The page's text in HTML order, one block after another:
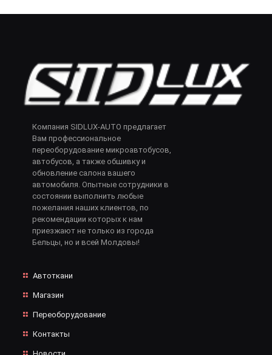
Компания SIDLUX-AUTO предлагает
Вам профессиональное
переоборудование микроавтобусов,
автобусов, а также обшивку и
обновление салона вашего
автомобиля. Опытные сотрудники в
состоянии выполнить любые
пожелания наших клиентов, по
рекомендации которых к нам
приезжают не только из города
Бельцы, но и всей Молдовы!
Автоткани
Магазин
Переоборудование
Контакты